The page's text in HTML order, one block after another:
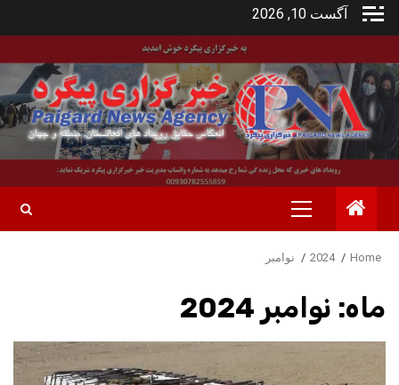
Skip
آگست 10, 2026
Primary
Menu
Home
2024 نوامبر
ماه: نوامبر 2024